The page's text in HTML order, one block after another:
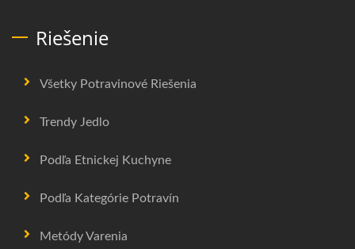
Riešenie
Všetky Potravinové Riešenia
Trendy Jedlo
Podľa Etnickej Kuchyne
Podľa Kategórie Potravín
Metódy Varenia